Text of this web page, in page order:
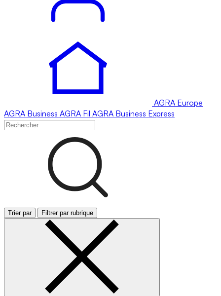
AGRA Europe
AGRA Business AGRA Fil AGRA Business Express
Trier par Filtrer par rubrique